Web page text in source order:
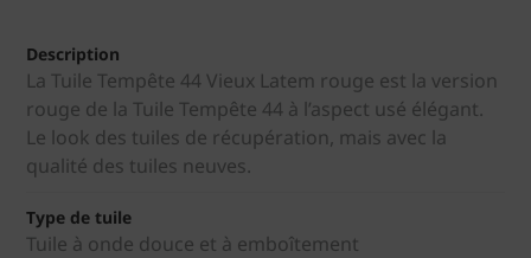
Description
La Tuile Tempête 44 Vieux Latem rouge est la version
rouge de la Tuile Tempête 44 à l’aspect usé élégant.
Le look des tuiles de récupération, mais avec la
qualité des tuiles neuves.
Type de tuile
Tuile à onde douce et à emboîtement